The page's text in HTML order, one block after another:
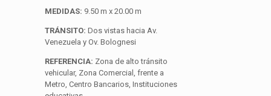
MEDIDAS: 9.50 m x 20.00 m
TRÁNSITO: Dos vistas hacia Av.
Venezuela y Ov. Bolognesi
REFERENCIA: Zona de alto tránsito
vehicular, Zona Comercial, frente a
Metro, Centro Bancarios, Instituciones